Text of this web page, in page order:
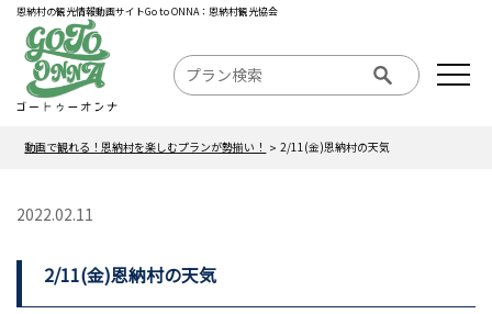
恩納村の観光情報動画サイトGo to ONNA：恩納村観光協会
動画で観れる！恩納村を楽しむプランが勢揃い！ 2/11(金)恩納村の天気
2022.02.11
2/11(金)恩納村の天気